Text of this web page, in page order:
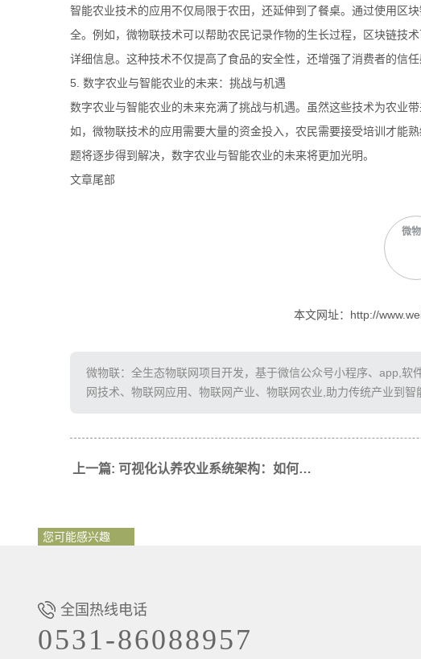
智能农业技术的应用不仅局限于农田，还延伸到了餐桌。通过使用区
全。例如，微物联技术可以帮助农民记录作物的生长过程，区块链技
详细信息。这种技术不仅提高了食品的安全性，还增强了消费者的信任
5. 数字农业与智能农业的未来：挑战与机遇
数字农业与智能农业的未来充满了挑战与机遇。虽然这些技术为农业
如，微物联技术的应用需要大量的资金投入，农民需要接受培训才能
题将逐步得到解决，数字农业与智能农业的未来将更加光明。
文章尾部
微
本文网址：http://
微物联：全生态物联网项目开发，基于微信公众号小程序、app,
网技术、物联网应用、物联网产业、物联网农业,助力传统产业到智
上一篇: 可视化认养农业系统架构：如何用科技打造智慧农场？
您可能感兴趣
全国热线电话
0531-86088957